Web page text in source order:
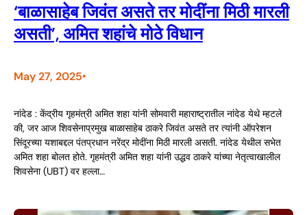
‘बाळासाहेब जिवंत असते तर मोदींना मिठी मारली
असती’, अमित शहांचे मोठे विधान
May 27, 2025•
नांदेड : केंद्रीय गृहमंत्री अमित शहा यांनी सोमवारी महाराष्ट्रातील नांदेड येथे म्हटले
की, जर आज शिवसेनाप्रमुख बाळासाहेब ठाकरे जिवंत असते तर त्यांनी ऑपरेशन
सिंदूरच्या यशाबद्दल पंतप्रधान नरेंद्र मोदींना मिठी मारली असती. नांदेड येथील सभेत
अमित शहा बोलत होते. गृहमंत्री अमित शहा यांनी उद्धव ठाकरे यांच्या नेतृत्वाखालील
शिवसेना (UBT) वर हल्ला…